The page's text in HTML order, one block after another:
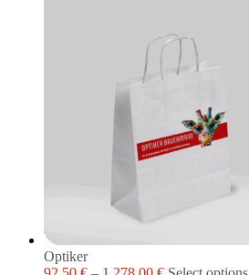
Optiker